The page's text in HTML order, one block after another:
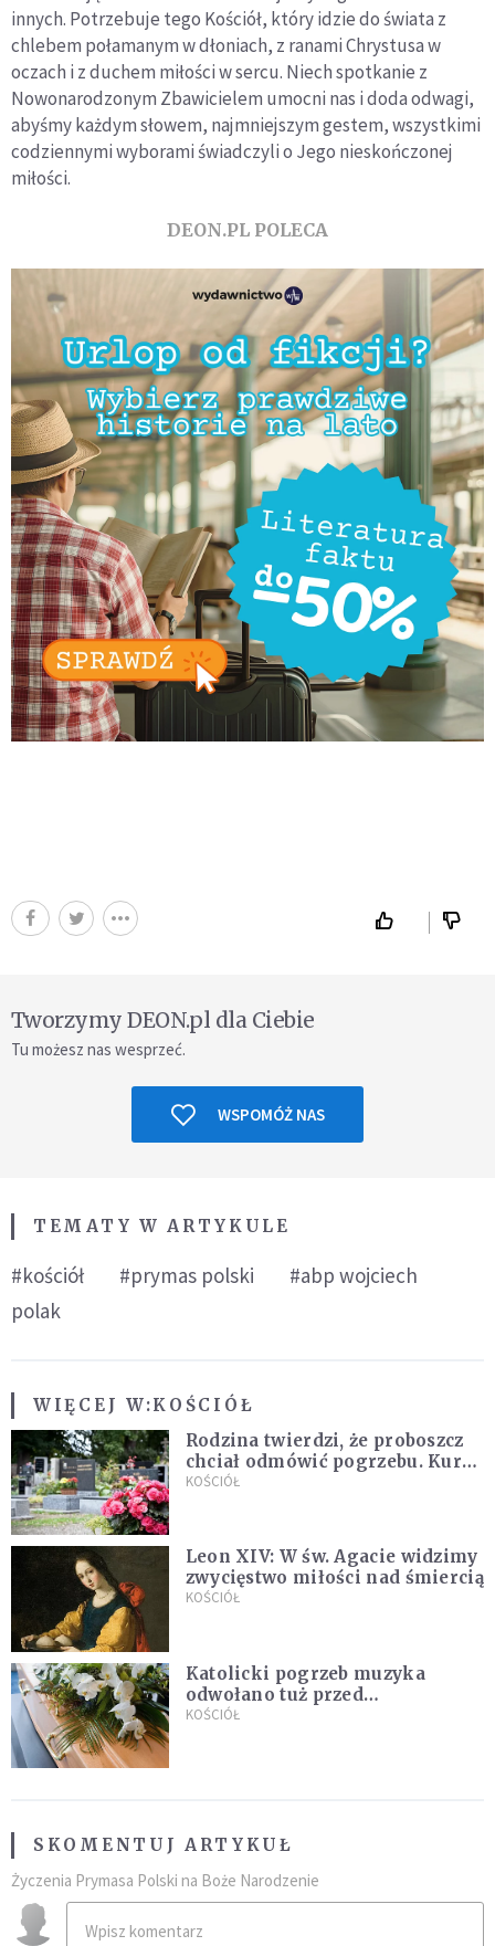
innych. Potrzebuje tego Kościół, który idzie do świata z
chlebem połamanym w dłoniach, z ranami Chrystusa w
oczach i z duchem miłości w sercu. Niech spotkanie z
Nowonarodzonym Zbawicielem umocni nas i doda odwagi,
abyśmy każdym słowem, najmniejszym gestem, wszystkimi
codziennymi wyborami świadczyli o Jego nieskończonej
miłości.
DEON.PL POLECA
Tworzymy DEON.pl dla Ciebie
Tu możesz nas wesprzeć.
WSPOMÓŻ NAS
TEMATY W ARTYKULE
#kościół #prymas polski
#abp wojciech
polak
WIĘCEJ W:KOŚCIÓŁ
Rodzina twierdzi, że proboszcz
chciał odmówić pogrzebu. Kuria
zapowiada wyjaśnienia
KOŚCIÓŁ
Leon XIV: W św. Agacie widzimy
zwycięstwo miłości nad śmiercią
KOŚCIÓŁ
Katolicki pogrzeb muzyka
odwołano tuż przed
uroczystością. Powodem była
KOŚCIÓŁ
SKOMENTUJ ARTYKUŁ
Życzenia Prymasa Polski na Boże Narodzenie